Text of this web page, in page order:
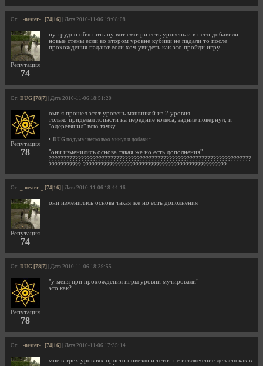
От: _-nester-_ [74|16] | Дата 2010-11-06 19:08:08
Репутация
74
ну трудно обяснить ну вот смотри есть уровень и в него добавили
новые стены если во втором уровне кубики не падали то после
прохождения падают если хоч увидеть как это пройди игру
От: DUG [78|7] | Дата 2010-11-06 18:51:20
Репутация
78
омг я прошел этот уровень машинкой из 2 уровня
только приделал лопасти на передние колеса, задние повернул, и
"одеревянил" всю тачку
• DUG подумал несколько минут и добавил:
"они изменились основа такая же но есть дополнения"
?????????????????????????????????????????????????????????????????????
??????????? ?????????????????????????????????????????????????
От: _-nester-_ [74|16] | Дата 2010-11-06 18:44:16
Репутация
74
они изменились основа такая же но есть дополнения
От: DUG [78|7] | Дата 2010-11-06 18:39:55
Репутация
78
"у меня при прохождения игры уровни мутировали"
это как?
От: _-nester-_ [74|16] | Дата 2010-11-06 17:35:14
мне в трех уровнях просто повезло и тетот не исключение делаеш как в